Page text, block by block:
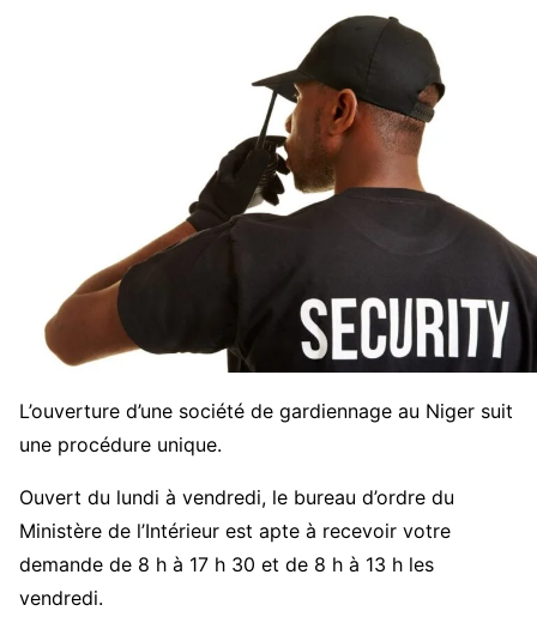
L’ouverture d’une société de gardiennage au Niger suit
une procédure unique.
Ouvert du lundi à vendredi, le bureau d’ordre du
Ministère de l’Intérieur est apte à recevoir votre
demande de 8 h à 17 h 30 et de 8 h à 13 h les
vendredi.